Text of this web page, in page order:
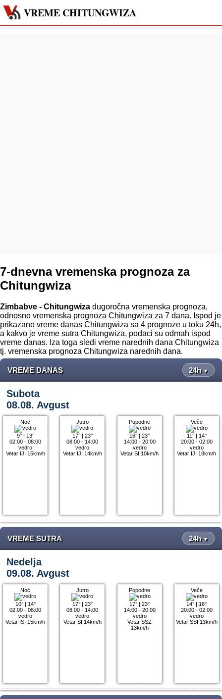
VREME CHITUNGWIZA
7-dnevna vremenska prognoza za
Chitungwiza
Zimbabve - Chitungwiza dugoročna vremenska prognoza,
odnosno vremenska prognoza Chitungwiza za 7 dana. Ispod je
prikazano vreme danas Chitungwiza sa 4 prognoze u toku 24h,
a kakvo je vreme sutra Chitungwiza, podaci su odmah ispod
vreme danas. Iza toga sledi vreme narednih dana Chitungwiza
tj. vremenska prognoza Chitungwiza narednih dana.
VREME DANAS 24h ▼
Subota
08.08. Avgust
Noć
9°| 13°
02:00 - 08:00
vedro
Vetar IJI 15km/h
Jutro
17°| 23°
08:00 - 14:00
vedro
Vetar IJI 14km/h
Popodne
16° |23°
14:00 - 20:00
vedro
Vetar SI 10km/h
Veče
11°| 14°
20:00 - 02:00
vedro
Vetar IJI 18km/h
VREME SUTRA 24h ▼
Nedelja
09.08. Avgust
Noć
10°| 14°
02:00 - 08:00
vedro
Vetar ISI 15km/h
Jutro
17°| 23°
08:00 - 14:00
vedro
Vetar SI 14km/h
Popodne
17° |23°
14:00 - 20:00
vedro
Vetar SSZ
13km/h
Veče
14° | 16°
20:00 - 02:00
vedro
Vetar SSI 13km/h